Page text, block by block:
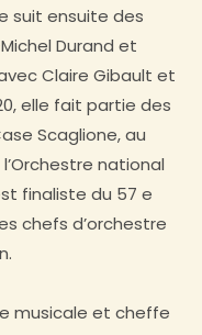
suit ensuite des
Durand et
Claire Gibault et
elle fait partie des
Scaglione, au
national
finaliste du 57 e
chefs d’orchestre
musicale et cheffe